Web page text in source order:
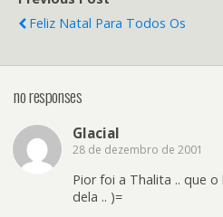
Feliz Natal Para Todos Os
no responses
Glacial
28 de dezembro de 2001
Pior foi a Thalita .. que
dela .. )=